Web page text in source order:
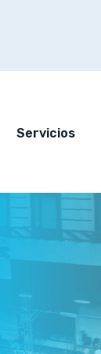
Servicios